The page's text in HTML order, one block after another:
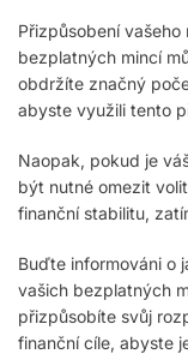
Přizpůsobení
bezplatných mincí
obdržíte značný
abyste využili tento
Naopak, pokud je
být nutné omezit
finanční stabilitu,
Buďte informováni o
vašich bezplatných
přizpůsobíte svůj
finanční cíle, abyste